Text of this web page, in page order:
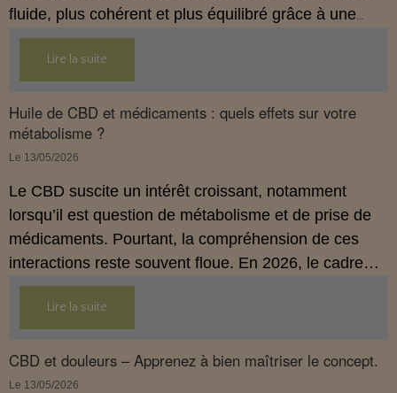
fluide, plus cohérent et plus équilibré grâce à une
hygiène de vie adaptée.
Lire la suite
Huile de CBD et médicaments : quels effets sur votre
métabolisme ?
Le 13/05/2026
Le CBD suscite un intérêt croissant, notamment
lorsqu’il est question de métabolisme et de prise de
médicaments. Pourtant, la compréhension de ces
interactions reste souvent floue. En 2026, le cadre
légal français impose des règles strictes : seuls les
usages externes du CBD sont autorisés. Cet article
propose une mise au point claire et accessible pour
comprendre comment le CBD s’inscrit dans une
démarche de prévention, sans ingestion et sans
Lire la suite
CBD et douleurs – Apprenez à bien maîtriser le concept.
Le 13/05/2026